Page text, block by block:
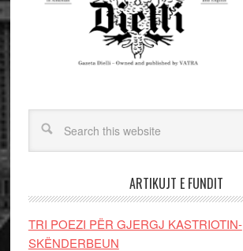
ARTIKUJT E FUNDIT
TRI POEZI PËR GJERGJ KASTRIOTIN-
SKËNDERBEUN